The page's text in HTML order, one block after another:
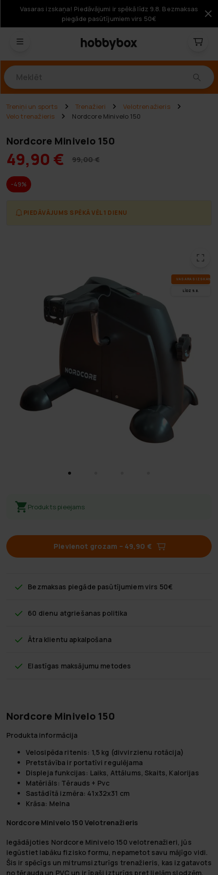
Vasaras izskaņa! Piedāvājumi ir spēkā līdz 9.8. Bezmaksas
piegāde pasūtījumiem virs 50€
Treniņi un sports Trenažieri
Velotrenažieris
Velo trenažieris
Nordcore Minivelo 150
Nordcore Minivelo 150
49,90 € 99,00 €
-49%
PIEDĀVĀJUMS SPĒKĀ VĒL 1 DIENU
VA­SA­RAS IZ­SKA­ŅA
LĪDZ 9.8.
Produkts pieejams
Pievienot grozam – 49,90 €
Bezmaksas piegāde pasūtījumiem virs 50€
60 dienu atgriešanas politika
Ātra klientu apkalpošana
Elastīgas maksājumu metodes
Nordcore Minivelo 150
Produkta informācija
Velosipēda ritenis: 1,5 kg (divvirzienu rotācija)
Pretstāvība ir portatīvi regulējama
Displeja funkcijas: Laiks, Attālums, Skaits, Kalorijas
Matēriāls: Tērauds + Pvc
Sastādītā izmēra: 41x32x31 cm
Krāsa: Melna
Nordcore Minivelo 150 Velotrenažieris
Iegādājoties Nordcore Minivelo 150 velotrenažieri, jūs
iegūstiet labāku fizisko formu, nepametot savu mājīgo vidi.
Šis ir spēcīgs un mitrumsizturīgs trenažieris, kas izgatavots
no tērauda un PVC un ir īpaši izturīgs pret lielām slodzēm.